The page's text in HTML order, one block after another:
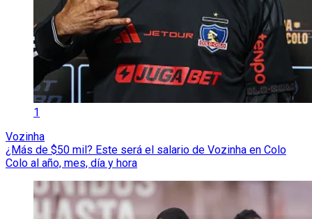
1
Vozinha
¿Más de $50 mil? Este será el salario de Vozinha en Colo
Colo al año, mes, día y hora